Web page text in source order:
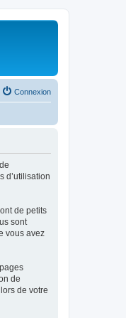
Connexion
d’utilisation
de petits
sont
vous avez
de
de votre